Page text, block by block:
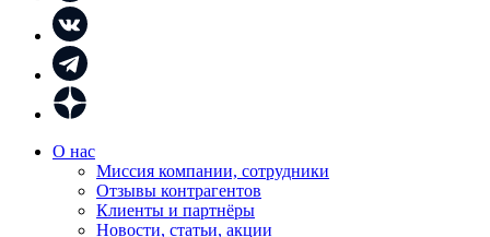
О нас
Миссия компании, сотрудники
Отзывы контрагентов
Клиенты и партнёры
Новости, статьи, акции